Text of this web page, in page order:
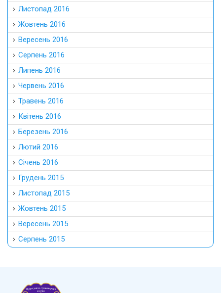
Листопад 2016
Жовтень 2016
Вересень 2016
Серпень 2016
Липень 2016
Червень 2016
Травень 2016
Квітень 2016
Березень 2016
Лютий 2016
Січень 2016
Грудень 2015
Листопад 2015
Жовтень 2015
Вересень 2015
Серпень 2015